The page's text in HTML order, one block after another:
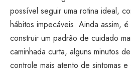
possível seguir uma rotina ideal,
hábitos impecáveis. Ainda assim, é
construir um padrão de cuidado
caminhada curta, alguns minutos
controle mais atento de sintomas